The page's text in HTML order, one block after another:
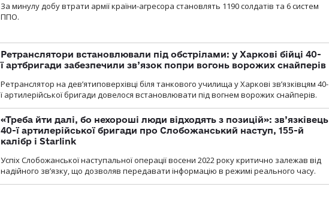
За минулу добу втрати армії країни-агресора становлять 1190 солдатів та 6 систем
ППО.
Ретранслятори встановлювали під обстрілами: у Харкові бійці 40-
ї артбригади забезпечили зв’язок попри вогонь ворожих снайперів
Ретранслятор на дев’ятиповерхівці біля танкового училища у Харкові зв’язківцям 40-
ї артилерійської бригади довелося встановлювати під вогнем ворожих снайперів.
«Треба йти далі, бо нехороші люди відходять з позицій»: зв’язківець
40-ї артилерійської бригади про Слобожанський наступ, 155-й
калібр і Starlink
Успіх Слобожанської наступальної операції восени 2022 року критично залежав від
надійного зв’язку, що дозволяв передавати інформацію в режимі реального часу.